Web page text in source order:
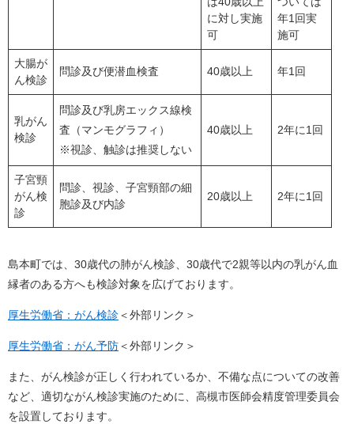
に対し実施
可
年1回実
施可
大腸が
ん検診
問診及び便潜血検査 40歳以上 年1回
乳がん
検診
問診及び乳房エックス線検
査（マンモグラフィ）
※視診、触診は推奨しない
40歳以上 2年に1回
子宮頸
がん検
診
問診、視診、子宮頸部の細
胞診及び内診
20歳以上 2年に1回
島本町では、30歳代の肺がん検診、30歳代で2親等以内の乳がん血
縁者のある方へも検診対象を広げております。
厚生労働省：がん検診＜外部リンク＞
厚生労働省：がん予防＜外部リンク＞
また、がん検診が正しく行われているか、不備な点についての改善
など、適切ながん検診実施のために、高槻市医師会精度管理委員会
を設置しております。